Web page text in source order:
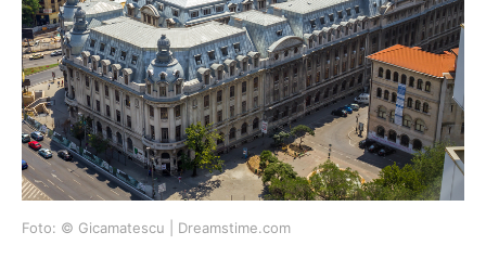
Foto: © Gicamatescu | Dreamstime.com